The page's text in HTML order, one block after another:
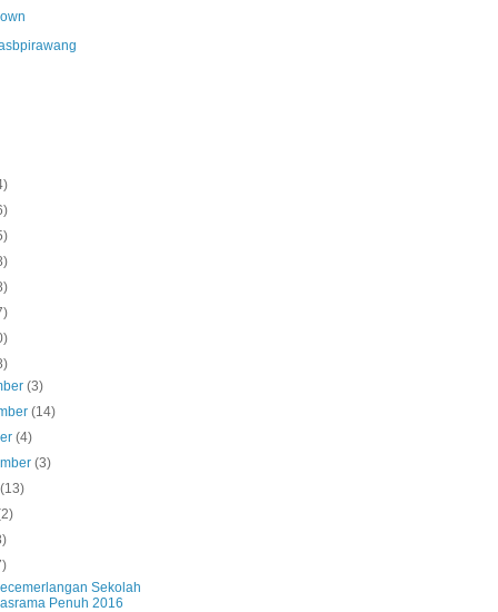
(3)
(14)
(4)
(3)
(13)
Sekolah
Penuh 2016